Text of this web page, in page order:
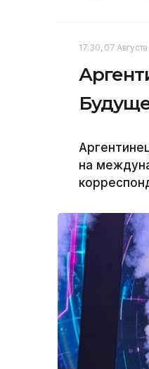
17:30, 07
на